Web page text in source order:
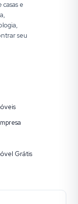
e
seu
Grátis